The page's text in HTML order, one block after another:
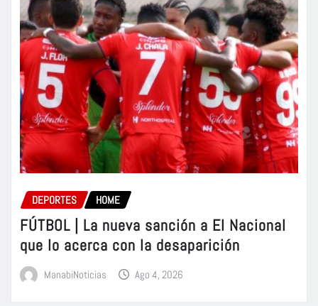
DEPORTES HOME
FÚTBOL | La nueva sanción a El Nacional
que lo acerca con la desaparición
ManabiNoticias Ago 4, 2026